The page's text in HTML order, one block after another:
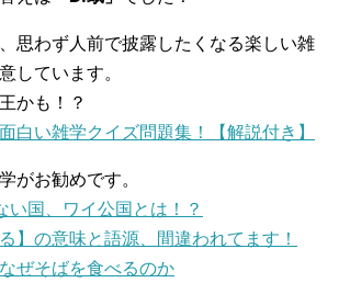
思わず人前で披露したくなる楽しい雑
しています。
かも！？
白い雑学クイズ問題集！【解説付き】
がお勧めです。
い国、ワイ公国とは！？
】の意味と語源、間違われてます！
ぜそばを食べるのか